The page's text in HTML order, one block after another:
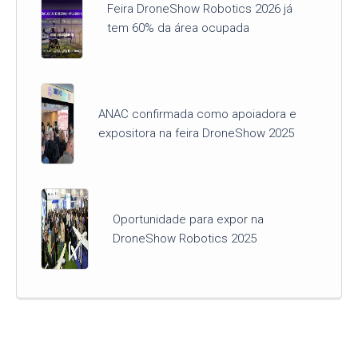
Feira DroneShow Robotics 2026 já
tem 60% da área ocupada
ANAC confirmada como apoiadora e
expositora na feira DroneShow 2025
Oportunidade para expor na
DroneShow Robotics 2025